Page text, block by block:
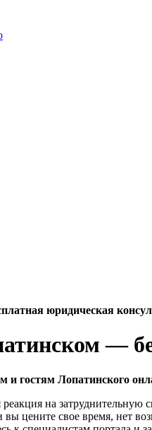
юридическая
—
гостям Лопатинского
реакция на
вы цените свое время, нет